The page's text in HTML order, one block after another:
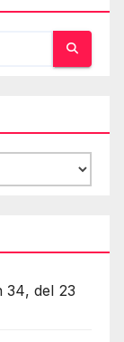
34, del 23